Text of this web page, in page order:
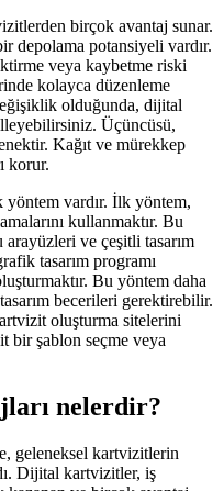
birçok avantaj sunar.
depolama potansiyeli vardır.
veya kaybetme riski
kolayca düzenleme
olduğunda, dijital
Üçüncüsü,
Kağıt ve mürekkep
korur.
vardır. İlk yöntem,
kullanmaktır. Bu
ve çeşitli tasarım
tasarım programı
Bu yöntem daha
becerileri gerektirebilir.
oluşturma sitelerini
bir şablon seçme veya
nelerdir?
geleneksel kartvizitlerin
Dijital kartvizitler, iş